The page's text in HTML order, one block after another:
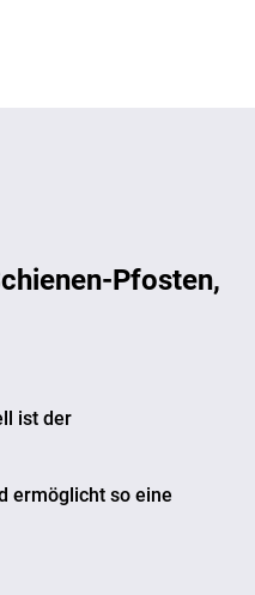
Pfosten,
ist der
ermöglicht so eine